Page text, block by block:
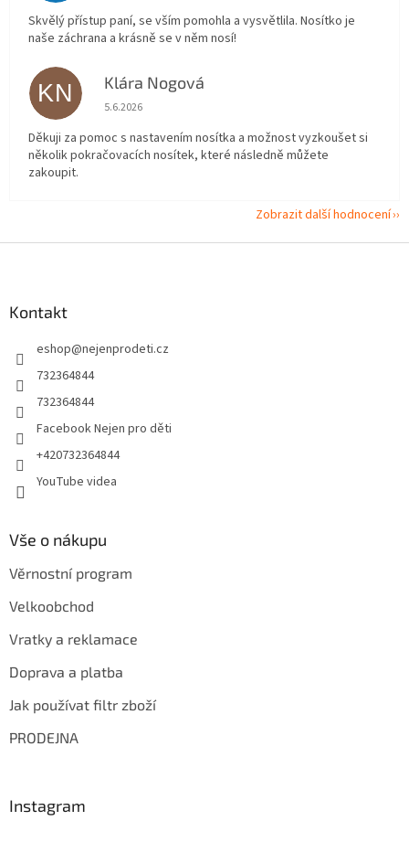
Skvělý přístup paní, se vším pomohla a vysvětlila. Nosítko je
naše záchrana a krásně se v něm nosí!
KN Klára Nogová
Hodnocení obchodu je 5 z 5 hvězdiček.
5.6.2026
Děkuji za pomoc s nastavením nosítka a možnost vyzkoušet si
několik pokračovacích nosítek, které následně můžete
zakoupit.
Zobrazit další hodnocení
Kontakt
eshop@nejenprodeti.cz
732364844
732364844
Facebook Nejen pro děti
+420732364844
YouTube videa
Vše o nákupu
Věrnostní program
Velkoobchod
Vratky a reklamace
Doprava a platba
Jak používat filtr zboží
PRODEJNA
Instagram